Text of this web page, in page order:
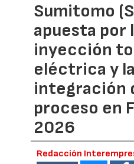
Sumitomo
apuesta por
inyección
eléctrica y la
integración
proceso en
2026
Redacción